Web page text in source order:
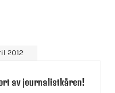
2012
av journalistkåren!